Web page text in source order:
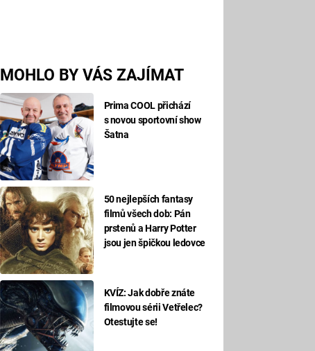
MOHLO BY VÁS ZAJÍMAT
Prima COOL přichází
s novou sportovní show
Šatna
50 nejlepších fantasy
filmů všech dob: Pán
prstenů a Harry Potter
jsou jen špičkou ledovce
KVÍZ: Jak dobře znáte
filmovou sérii Vetřelec?
Otestujte se!